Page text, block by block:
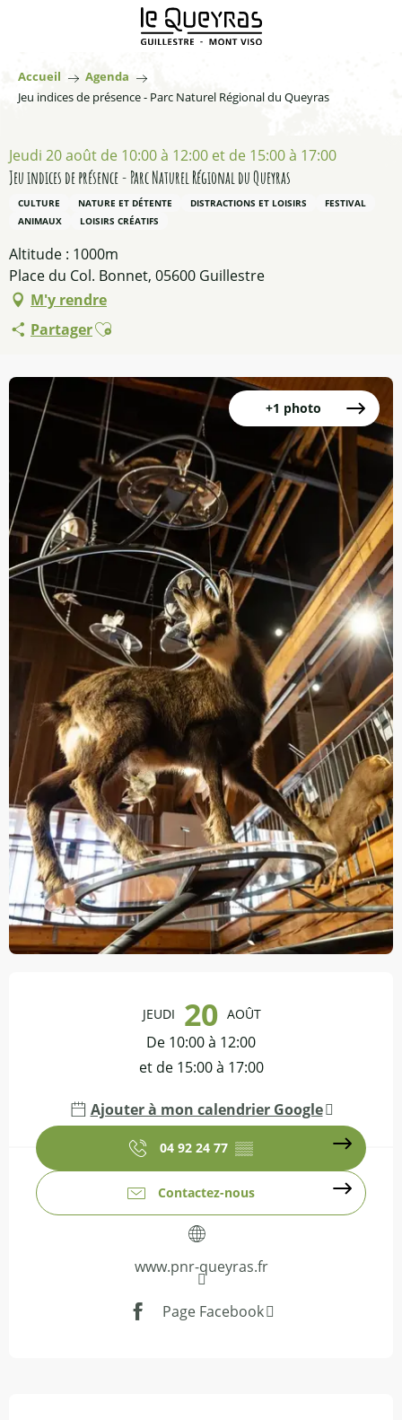
principal
Accueil
Agenda
Jeu indices de présence - Parc Naturel Régional du Queyras
Jeudi 20 août de 10:00 à 12:00 et de 15:00 à 17:00
Jeu indices de présence - Parc Naturel Régional du Queyras
CULTURE NATURE ET DÉTENTE DISTRACTIONS ET LOISIRS
FESTIVAL
ANIMAUX
LOISIRS CRÉATIFS
Altitude : 1000m
Place du Col. Bonnet, 05600 Guillestre
M'y rendre
PartagerAjouter aux favoris
+1 photo
JEUDI 20 AOÛT
De 10:00 à 12:00
et de 15:00 à 17:00
Ajouter à mon calendrier Google
04 92 24 77 ▒▒
Contactez-nous
www.pnr-queyras.fr
Page Facebook